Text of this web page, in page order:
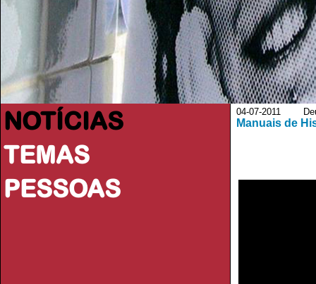
NOTÍCIAS
TEMAS
PESSOAS
04-07-2011
Manuais de